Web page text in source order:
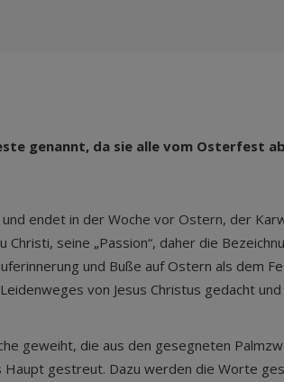
genannt, da sie alle vom Osterfest
endet in der Woche vor Ostern, der
seine „Passion“, daher die
und Buße auf Ostern als dem
von Jesus Christus gedacht
geweiht, die aus den gesegneten
gestreut. Dazu werden die Worte